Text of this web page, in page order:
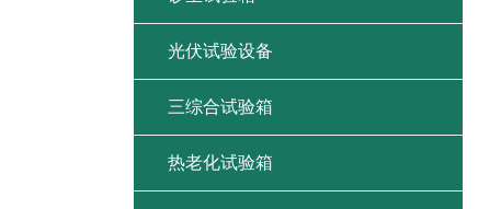
光伏试验设备
三综合试验箱
热老化试验箱